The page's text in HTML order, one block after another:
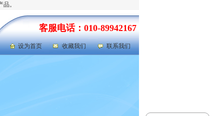
。
客服电话：010-89942167
设为首页 收藏我们 联系我们
岩心劈样机|岩芯劈样机
型号：GFRD-812